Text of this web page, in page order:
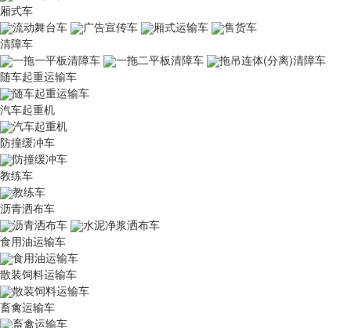
厢式车
流动舞台车
广告宣传车 厢式运输车
售货车
清障车
一拖一平板清障车
一拖二平板清障车
拖吊连体(分离)清障车
随车起重运输车
随车起重运输车
汽车起重机
汽车起重机
防撞缓冲车
防撞缓冲车
教练车
教练车
沥青洒布车
沥青洒布车
水泥净浆洒布车
食用油运输车
食用油运输车
散装饲料运输车
散装饲料运输车
畜禽运输车
畜禽运输车